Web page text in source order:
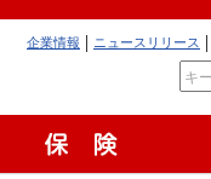
ニュースリリース
企業情報